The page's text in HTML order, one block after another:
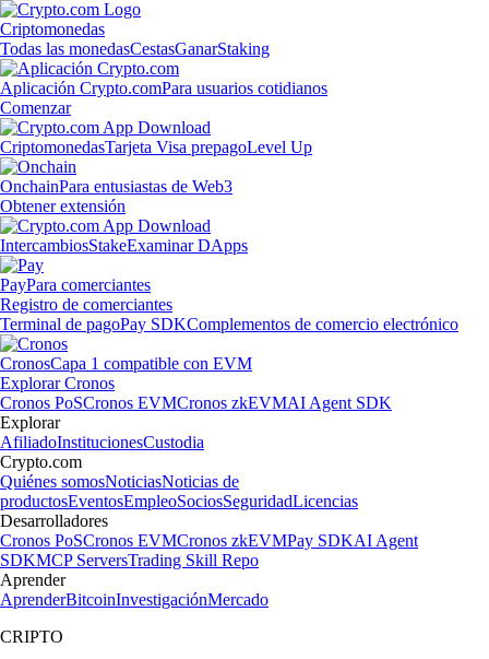
Criptomonedas
Todas las monedasCestasGanarStaking
Aplicación Crypto.comPara usuarios cotidianos
Comenzar
CriptomonedasTarjeta Visa prepagoLevel Up
OnchainPara entusiastas de Web3
Obtener extensión
IntercambiosStakeExaminar DApps
PayPara comerciantes
Registro de comerciantes
Terminal de pagoPay SDKComplementos de comercio electrónico
CronosCapa 1 compatible con EVM
Explorar Cronos
Cronos PoSCronos EVMCronos zkEVMAI Agent SDK
Explorar
AfiliadoInstitucionesCustodia
Crypto.com
Quiénes somosNoticiasNoticias de
productosEventosEmpleoSociosSeguridadLicencias
Desarrolladores
Cronos PoSCronos EVMCronos zkEVMPay SDKAI Agent
SDKMCP ServersTrading Skill Repo
Aprender
AprenderBitcoinInvestigaciónMercado
CRIPTO